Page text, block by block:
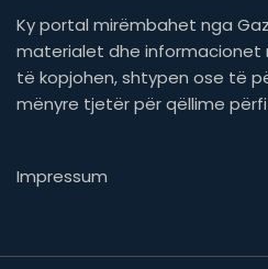
Ky portal mirëmbahet nga
materialet dhe informacionet
të kopjohen, shtypen ose të
mënyre tjetër për qëllime
Impressum